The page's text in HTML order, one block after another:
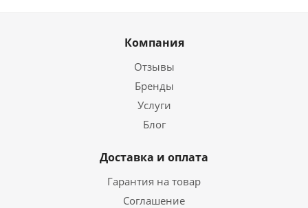
Компания
Отзывы
Бренды
Услуги
Блог
Доставка и оплата
Гарантия на товар
Соглашение